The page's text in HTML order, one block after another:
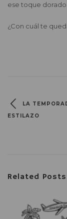
ese toque
¿Con cuál te
LA
ESTILAZO
Related Posts